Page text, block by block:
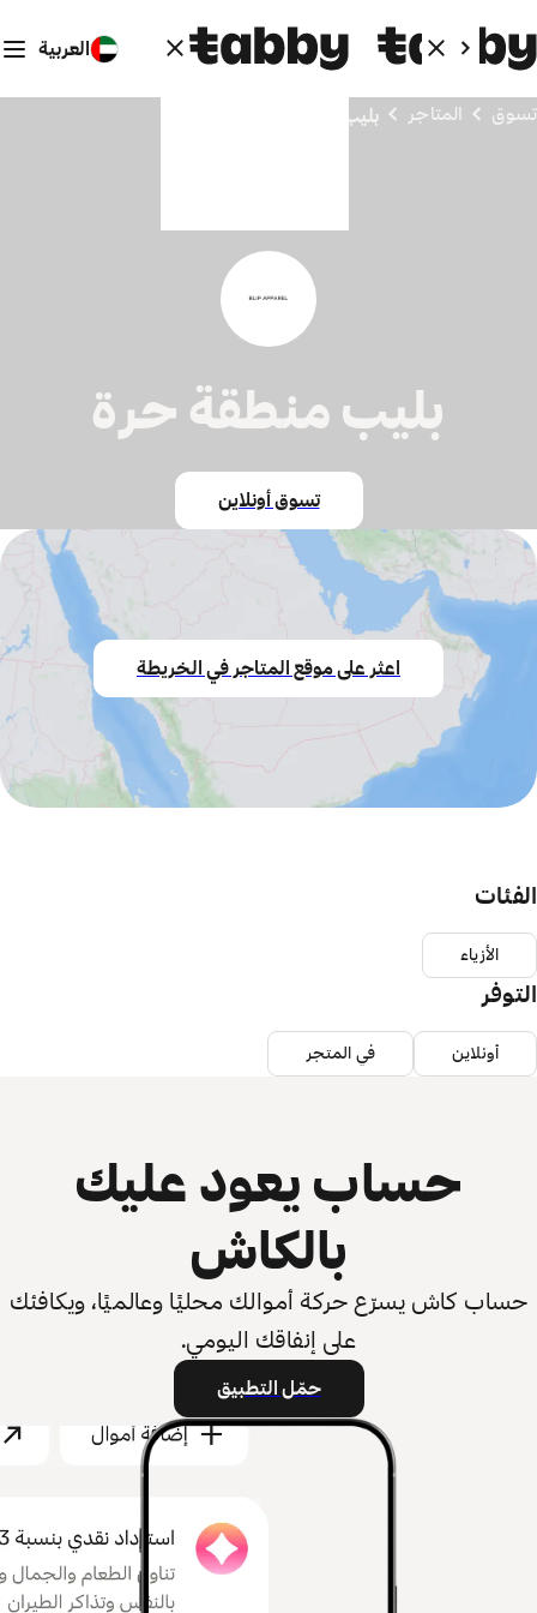
العربية
تسوق المتاجر بليب منطقة حرة
بليب منطقة حرة
تسوق أونلاين
اعثر على موقع المتاجر في الخريطة
الفئات
الأزياء
التوفر
أونلاين في المتجر
حساب يعود عليك
بالكاش
حساب كاش يسرّع حركة أموالك محليًا وعالميًا، ويكافئك
على إنفاقك اليومي.
حمّل التطبيق